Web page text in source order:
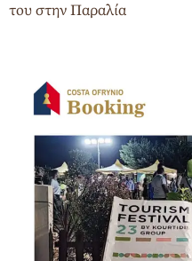
του στην Παραλία